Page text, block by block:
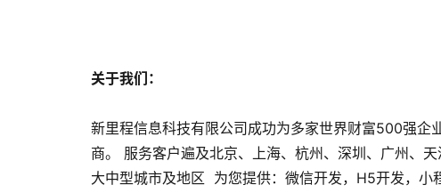
关于我们：
新里程信息科技有限公司成功为多家世界财富500强企
商。 服务客户遍及北京、上海、杭州、深圳、广州、
大中型城市及地区 为您提供：微信开发，H5开发，